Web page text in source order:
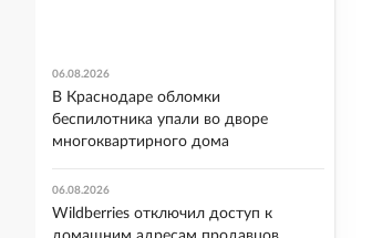
06.08.2026
В Краснодаре обломки
беспилотника упали во дворе
многоквартирного дома
06.08.2026
Wildberries отключил доступ к